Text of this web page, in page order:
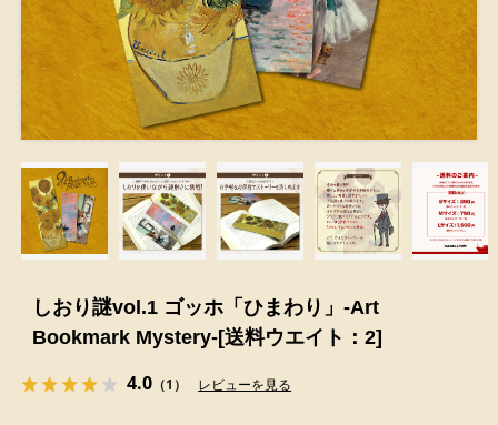
しおり謎vol.1 ゴッホ「ひまわり」-Art
Bookmark Mystery-[送料ウエイト：2]
4.0 （1） レビューを見る